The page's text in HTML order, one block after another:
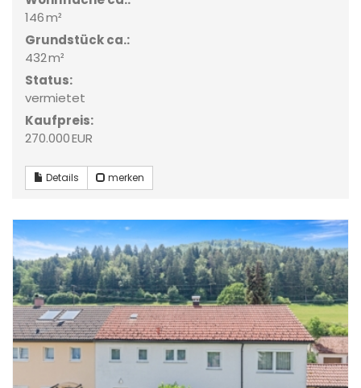
146 m²
Grund­stück ca.:
432 m²
Status:
vermietet
Kaufpreis:
270.000 EUR
Details merken